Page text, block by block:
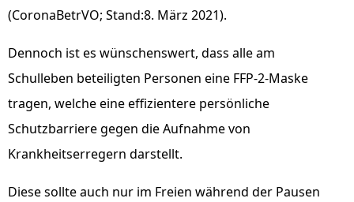
(CoronaBetrVO; Stand:8. März 2021).
Dennoch ist es wünschenswert, dass alle am
Schulleben beteiligten Personen eine FFP-2-Maske
tragen, welche eine effizientere persönliche
Schutzbarriere gegen die Aufnahme von
Krankheitserregern darstellt.
Diese sollte auch nur im Freien während der Pausen